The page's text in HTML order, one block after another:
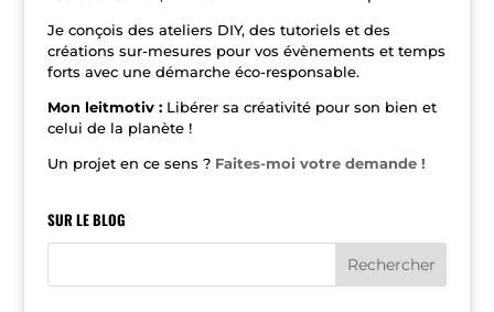
Je conçois des ateliers DIY, des tutoriels et des
créations sur-mesures pour vos évènements et temps
forts avec une démarche éco-responsable.
Mon leitmotiv : Libérer sa créativité pour son bien et
celui de la planète !
Un projet en ce sens ? Faites-moi votre demande !
SUR LE BLOG